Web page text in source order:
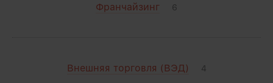
Франчайзинг 6
Внешняя торговля (ВЭД) 4